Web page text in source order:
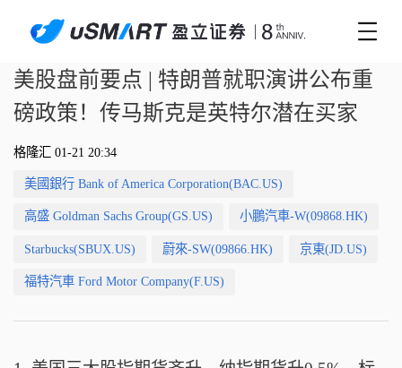
美股盘前要点 | 特朗普就职演讲公布重
磅政策！传马斯克是英特尔潜在买家
格隆汇 01-21 20:34
美國銀行 Bank of America Corporation(BAC.US)
高盛 Goldman Sachs Group(GS.US) 小鵬汽車-W(09868.HK)
Starbucks(SBUX.US) 蔚來-SW(09866.HK) 京東(JD.US)
福特汽車 Ford Motor Company(F.US)